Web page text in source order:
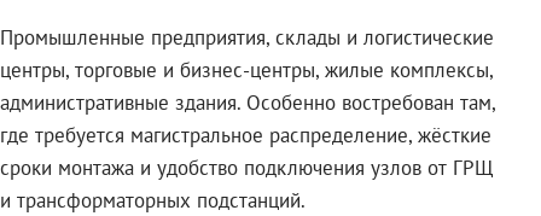
Промышленные предприятия, склады и логистические
центры, торговые и бизнес-центры, жилые комплексы,
административные здания. Особенно востребован там,
где требуется магистральное распределение, жёсткие
сроки монтажа и удобство подключения узлов от ГРЩ
и трансформаторных подстанций.